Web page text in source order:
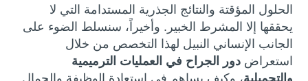
الحلول المؤقتة والنتائج الجذرية المستدامة التي لا
يحققها إلا المشرط الخبير. وأخيراً، سنسلط الضوء على
الجانب الإنساني النبيل لهذا التخصص من خلال
استعراضدور الجراح في العمليات الترميمية
والتجميلية، وكيف يساهم في استعادة الوظيفة والجمال